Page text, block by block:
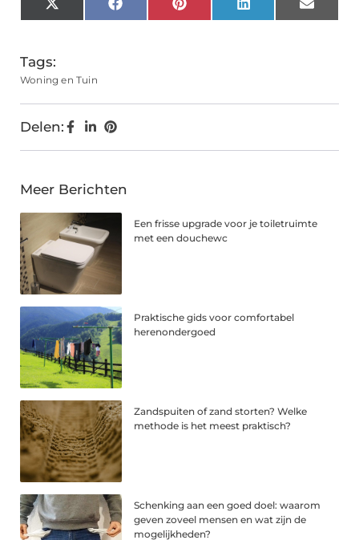
X
(Twitter)
FacebookPinterestLinkedInEmail
Tags:
Woning en Tuin
Delen:
Meer Berichten
Een frisse upgrade voor je toiletruimte
met een douchewc
Praktische gids voor comfortabel
herenondergoed
Zandspuiten of zand storten? Welke
methode is het meest praktisch?
Schenking aan een goed doel: waarom
geven zoveel mensen en wat zijn de
mogelijkheden?